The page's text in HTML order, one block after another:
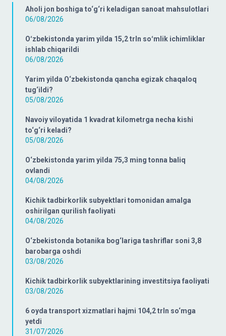
Aholi jon boshiga to‘g‘ri keladigan sanoat mahsulotlari
06/08/2026
Oʻzbekistonda yarim yilda 15,2 trln soʻmlik ichimliklar
ishlab chiqarildi
06/08/2026
Yarim yilda O‘zbekistonda qancha egizak chaqaloq
tug‘ildi?
05/08/2026
Navoiy viloyatida 1 kvadrat kilometrga necha kishi
to‘g‘ri keladi?
05/08/2026
O‘zbekistonda yarim yilda 75,3 ming tonna baliq
ovlandi
04/08/2026
Kichik tadbirkorlik subyektlari tomonidan amalga
oshirilgan qurilish faoliyati
04/08/2026
O‘zbekistonda botanika bog‘lariga tashriflar soni 3,8
barobarga oshdi
03/08/2026
Kichik tadbirkorlik subyektlarining investitsiya faoliyati
03/08/2026
6 oyda transport xizmatlari hajmi 104,2 trln so‘mga
yetdi
31/07/2026